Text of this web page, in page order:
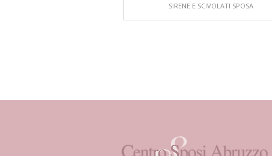
DALIN GENZIANA
SIRENE E SCIVOLATI SPOSA